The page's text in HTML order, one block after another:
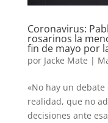
Coronavirus:
rosarinos la
fin de mayo por
por Jacke Mate |
«No hay un
realidad, que no
decisiones ante